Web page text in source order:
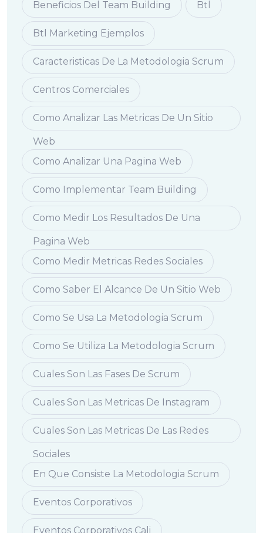
Beneficios Del Team Building Btl
Btl Marketing Ejemplos
Caracteristicas De La Metodologia Scrum
Centros Comerciales
Como Analizar Las Metricas De Un Sitio
Web
Como Analizar Una Pagina Web
Como Implementar Team Building
Como Medir Los Resultados De Una
Pagina Web
Como Medir Metricas Redes Sociales
Como Saber El Alcance De Un Sitio Web
Como Se Usa La Metodologia Scrum
Como Se Utiliza La Metodologia Scrum
Cuales Son Las Fases De Scrum
Cuales Son Las Metricas De Instagram
Cuales Son Las Metricas De Las Redes
Sociales
En Que Consiste La Metodologia Scrum
Eventos Corporativos
Eventos Corporativos Cali